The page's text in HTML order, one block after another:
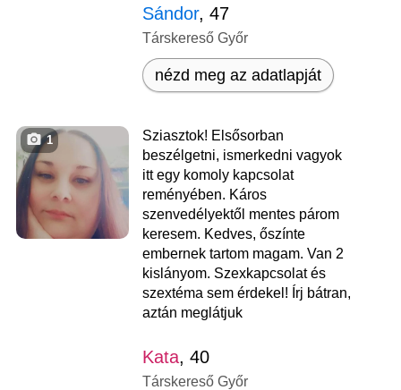
Sándor, 47
Társkereső Győr
nézd meg az adatlapját
1
Sziasztok! Elsősorban
beszélgetni, ismerkedni vagyok
itt egy komoly kapcsolat
reményében. Káros
szenvedélyektől mentes párom
keresem. Kedves, őszínte
embernek tartom magam. Van 2
kislányom. Szexkapcsolat és
szextéma sem érdekel! Írj bátran,
aztán meglátjuk
Kata, 40
Társkereső Győr